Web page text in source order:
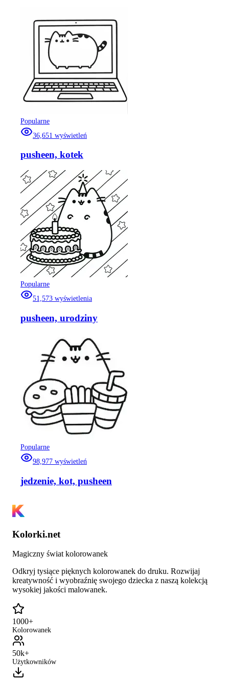
Popularne
36,651 wyświetleń
pusheen, kotek
Popularne
51,573 wyświetlenia
pusheen, urodziny
Popularne
98,977 wyświetleń
jedzenie, kot, pusheen
Kolorki.net
Magiczny świat kolorowanek
Odkryj tysiące pięknych kolorowanek do druku. Rozwijaj
kreatywność i wyobraźnię swojego dziecka z naszą kolekcją
wysokiej jakości malowanek.
1000+
Kolorowanek
50k+
Użytkowników